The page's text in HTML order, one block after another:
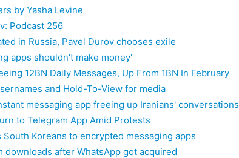
by Yasha Levine
Podcast 256
in Russia, Pavel Durov chooses exile
apps shouldn't make money'
12BN Daily Messages, Up From 1BN In February
and Hold-To-View for media
messaging app freeing up Iranians' conversations
to Telegram App Amid Protests
Koreans to encrypted messaging apps
downloads after WhatsApp got acquired